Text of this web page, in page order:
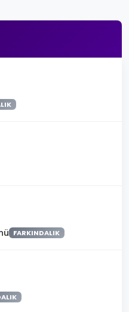
FARKINDALIK